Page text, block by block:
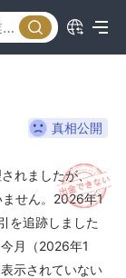
真相公開
れましたが、
せん。2026年1
を追跡しました
月（2026年1
示されていない